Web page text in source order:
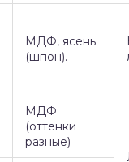
МДФ, ясень
(шпон).
МДФ
(оттенки
разные)